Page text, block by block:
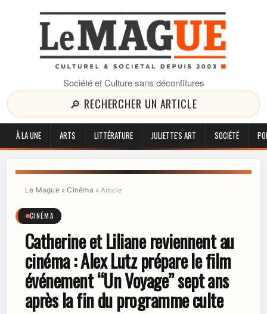
Société et Culture sans déconfitures
🔎 RECHERCHER UN ARTICLE
À LA UNE ARTS LITTÉRATURE JULIETTE'S ART SOCIÉTÉ
Le Mague»Cinéma »Article
CINÉMA
Catherine et Liliane reviennent au
cinéma : Alex Lutz prépare le film
événement “Un Voyage” sept ans
après la fin du programme culte